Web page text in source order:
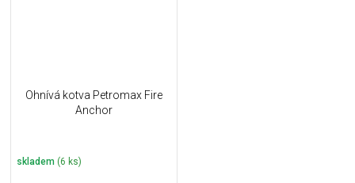
Ohnívá kotva Petromax Fire
Anchor
skladem (6 ks)